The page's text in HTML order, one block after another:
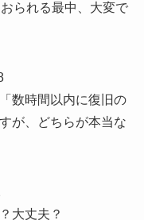
られる最中、大変で
数時間以内に復旧の
が、どちらが本当な
大丈夫？